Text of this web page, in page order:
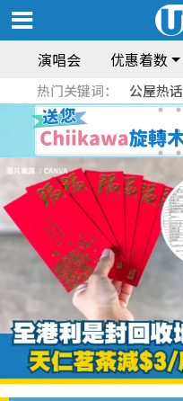
演唱会 优惠着数
热门关键词： 公屋热话